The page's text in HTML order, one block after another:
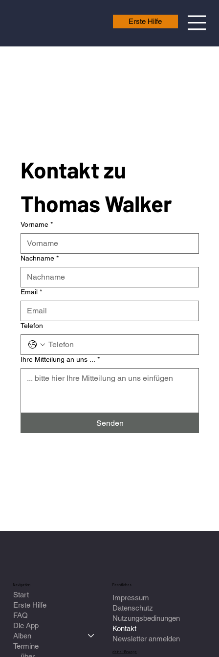
Erste Hilfe
Kontakt zu
Thomas Walker
Vorname *
Nachname *
Email *
Telefon
Ihre Mitteilung an uns ... *
Senden
Navigation
Start
Erste Hilfe
FAQ
Die App
Alben
Termine
Rechtliches
Impressum
Datenschutz
Nutzungsbedinungen
Kontakt
Newsletter anmelden
deine Hörwege